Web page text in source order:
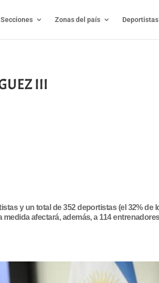
Secciones Zonas del país
III
y un total de 352 deportistas (el 32%
afectará, además, a 114